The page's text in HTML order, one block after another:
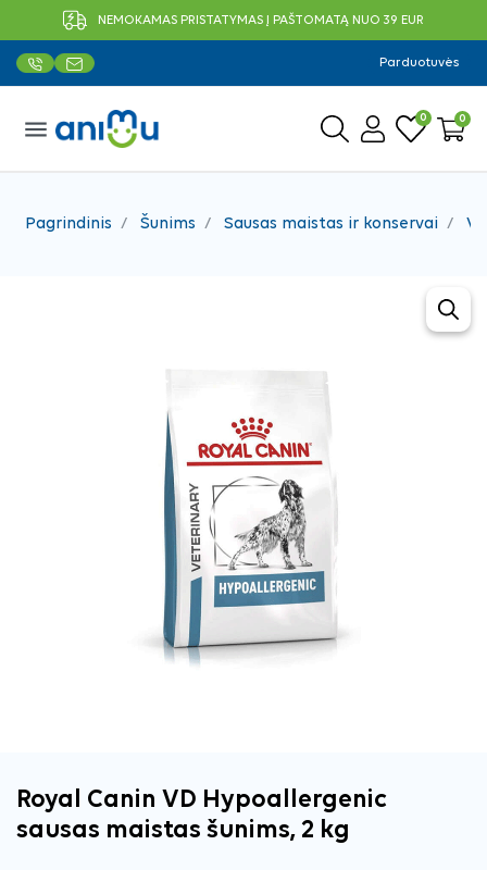
NEMOKAMAS PRISTATYMAS Į PAŠTOMATĄ NUO 39 EUR
Parduotuvės
menu 0 0
Pagrindinis Šunims Sausas maistas ir konservai
Royal Canin VD Hypoallergenic
sausas maistas šunims, 2 kg